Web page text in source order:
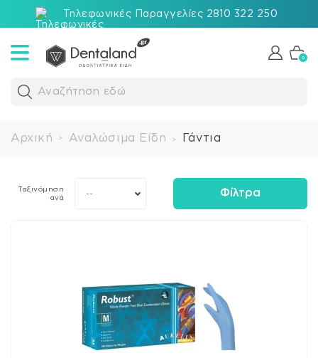
Τηλεφωνικές Παραγγελίες 2810 322 250
Αναζήτηση εδώ
0
Αρχική > Αναλώσιμα Είδη > Γάντια
Ταξινόμηση
ανά
-- Φίλτρα